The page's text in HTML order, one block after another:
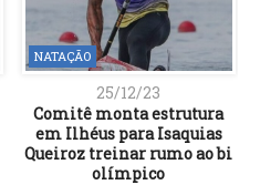
NATAÇÃO
25/12/23
Comitê monta estrutura
em Ilhéus para Isaquias
Queiroz treinar rumo ao bi
olímpico